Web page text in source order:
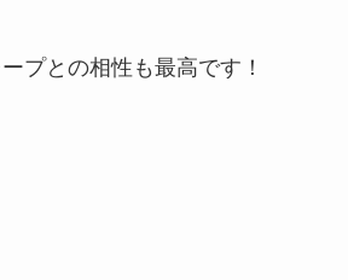
プとの相性も最高です！